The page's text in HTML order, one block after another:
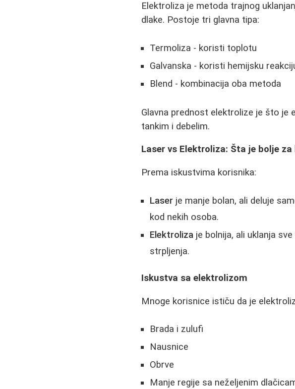
Elektroliza je metoda trajnog
dlake. Postoje tri glavna tipa:
Termoliza - koristi toplotu
Galvanska - koristi hemijsku
Blend - kombinacija oba metoda
Glavna prednost elektrolize je što je
tankim i debelim.
Laser vs Elektroliza: Šta je bolje za
Prema iskustvima korisnika:
Laser je manje bolan, ali deluje
kod nekih osoba.
Elektroliza je bolnija, ali uklanja
strpljenja.
Iskustva sa elektrolizom
Mnoge korisnice ističu da je
Brada i zulufi
Nausnice
Obrve
Manje regije sa neželjenim